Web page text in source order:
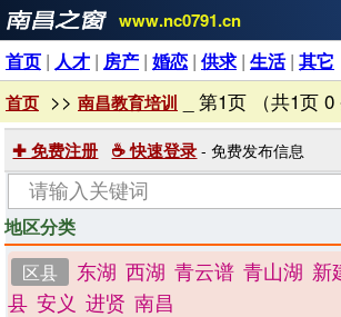
www.nc0791.cn
首页 | 人才 | 房产 | 婚恋 | 供求| 生活| 其它
首页 >> 南昌教育培训 _ 第1页 （共1页 0
✚ 免费注册 ☕ 快速登录 - 免费发布信息
地区分类
区县
东湖 西湖 青云谱 青山湖 新
县 安义 进贤 南昌